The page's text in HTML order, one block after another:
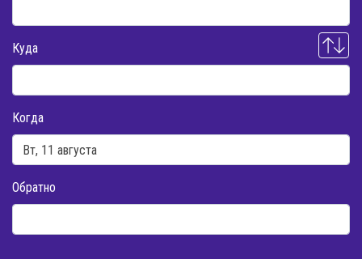
Куда
Когда
Обратно